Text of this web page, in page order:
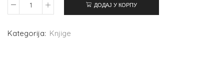
ДОДАЈ У КОРПУ
Kategorija: Knjige